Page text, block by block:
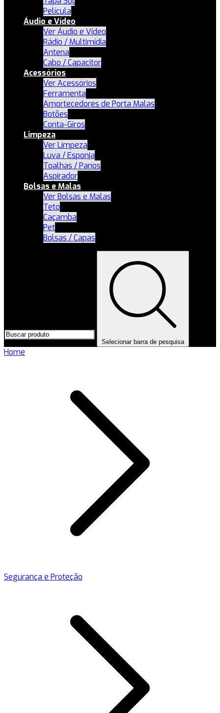
Película
Áudio e Vídeo
Ver Áudio e Vídeo
Rádio / Multimídia
Antena
Cabo / Capacitor
Acessórios
Ver Acessórios
Ferramenta
Amortecedores de Porta Malas
Botões
Conta-Giros
Limpeza
Ver Limpeza
Luva / Esponja
Toalhas / Panos
Aspirador
Bolsas e Malas
Ver Bolsas e Malas
Teto
Caçamba
Pet
Bolsas / Capas
Selecionar barra de pesquisa
Home
Segurança e Proteção